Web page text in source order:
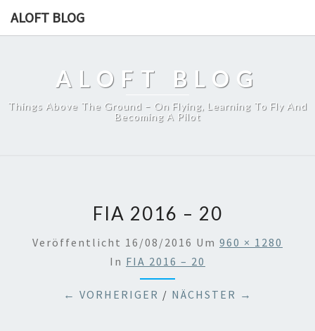
ALOFT BLOG
ALOFT BLOG
Things Above The Ground – On Flying, Learning To Fly And
Becoming A Pilot
FIA 2016 – 20
Veröffentlicht 16/08/2016 Um 960 × 1280
In FIA 2016 – 20
← VORHERIGER / NÄCHSTER →